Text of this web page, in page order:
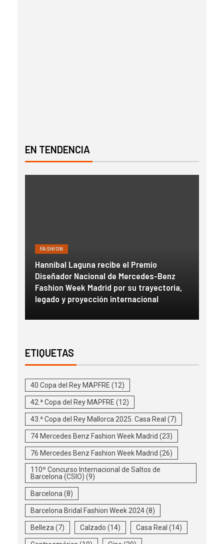
EN TENDENCIA
FASHION
Hannibal Laguna recibe el Premio
Diseñador Nacional de Mercedes-Benz
Fashion Week Madrid por su trayectoria,
legado y proyección internacional
ETIQUETAS
40 Copa del Rey MAPFRE (12)
42.ª Copa del Rey MAPFRE (12)
43.ª Copa del Rey Mallorca 2025. Casa Real (7)
74 Mercedes Benz Fashion Week Madrid (23)
76 Mercedes Benz Fashion Week Madrid (26)
110º Concurso Internacional de Saltos de
Barcelona (CSIO) (9)
Barcelona (8)
Barcelona Bridal Fashion Week 2024(8)
Belleza (7) Calzado (14) Casa Real (14)